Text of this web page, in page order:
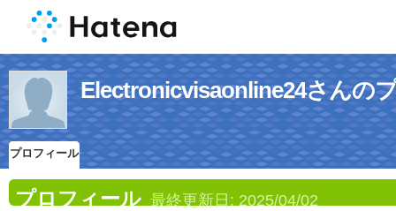
Electronicvisaonline24さんの
プロフィール
プロフィール 最終更新日: 2025/04/02